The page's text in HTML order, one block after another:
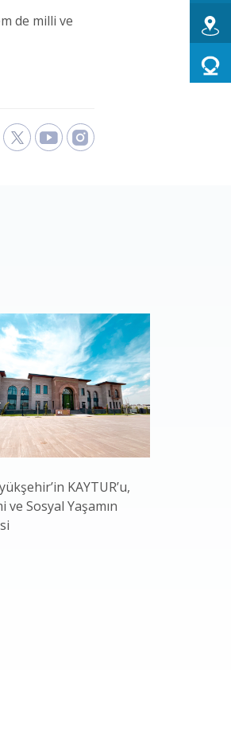
de milli ve
KAYTUR’u,
ve Sosyal Yaşamın